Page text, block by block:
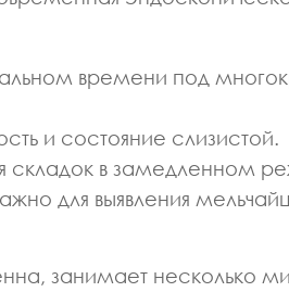
времени под
и состояние слизистой.
складок в замедленном
для выявления
занимает несколько